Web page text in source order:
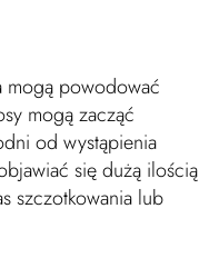
mogą powodować
mogą zacząć
od wystąpienia
się dużą ilością
szczotkowania lub